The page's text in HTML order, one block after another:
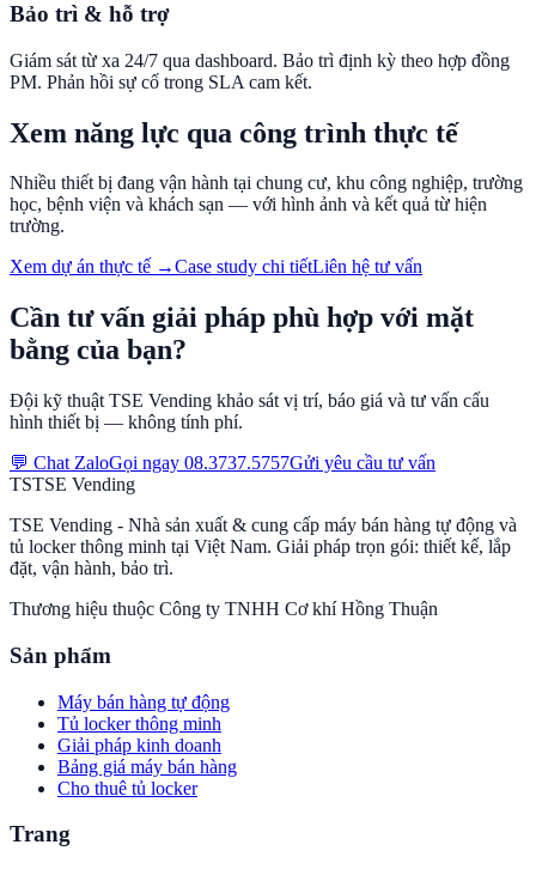
Bảo trì & hỗ trợ
Giám sát từ xa 24/7 qua dashboard. Bảo trì định kỳ theo hợp đồng
PM. Phản hồi sự cố trong SLA cam kết.
Xem năng lực qua công trình thực tế
Nhiều thiết bị đang vận hành tại chung cư, khu công nghiệp, trường
học, bệnh viện và khách sạn — với hình ảnh và kết quả từ hiện
trường.
Xem dự án thực tế →Case study chi tiếtLiên hệ tư vấn
Cần tư vấn giải pháp phù hợp với mặt
bằng của bạn?
Đội kỹ thuật TSE Vending khảo sát vị trí, báo giá và tư vấn cấu
hình thiết bị — không tính phí.
💬 Chat ZaloGọi ngay 08.3737.5757Gửi yêu cầu tư vấn
TSTSE Vending
TSE Vending - Nhà sản xuất & cung cấp máy bán hàng tự động và
tủ locker thông minh tại Việt Nam. Giải pháp trọn gói: thiết kế, lắp
đặt, vận hành, bảo trì.
Thương hiệu thuộc Công ty TNHH Cơ khí Hồng Thuận
Sản phẩm
Máy bán hàng tự động
Tủ locker thông minh
Giải pháp kinh doanh
Bảng giá máy bán hàng
Cho thuê tủ locker
Trang